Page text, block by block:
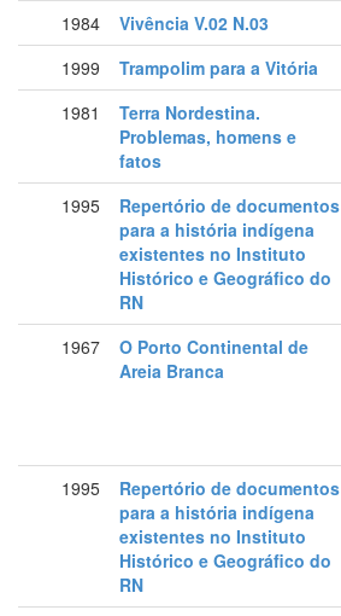
1984
Vivência V.02 N.03
1999
Trampolim para a Vitória
1981
Terra Nordestina.
Problemas, homens e
fatos
1995
Repertório de documentos
para a história indígena
existentes no Instituto
Histórico e Geográfico do
RN
1967
O Porto Continental de
Areia Branca
1995
Repertório de documentos
para a história indígena
existentes no Instituto
Histórico e Geográfico do
RN